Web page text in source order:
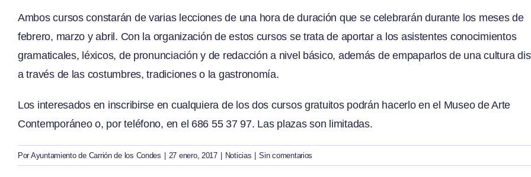
Ambos cursos constarán de varias lecciones de una hora de duración que se celebrarán durante los meses de
febrero, marzo y abril. Con la organización de estos cursos se trata de aportar a los asistentes conocimientos
gramaticales, léxicos, de pronunciación y de redacción a nivel básico, además de empaparlos de una cultura
a través de las costumbres, tradiciones o la gastronomía.
Los interesados en inscribirse en cualquiera de los dos cursos gratuitos podrán hacerlo en el Museo de Arte
Contemporáneo o, por teléfono, en el 686 55 37 97. Las plazas son limitadas.
Por Ayuntamiento de Carrión de los Condes 27 enero, 2017 Noticias Sin comentarios